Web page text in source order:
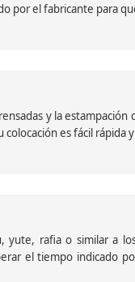
por el fabricante para
y la
es fácil rápida
yute, rafia o similar a
el tiempo indicado